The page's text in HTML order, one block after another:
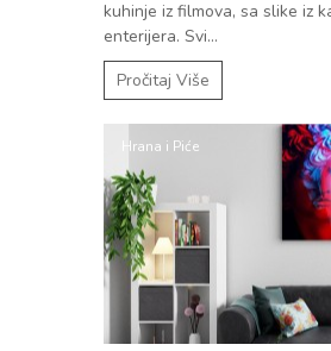
kuhinje iz filmova, sa slike iz
enterijera. Svi...
Pročitaj Više
Hrana i Piće